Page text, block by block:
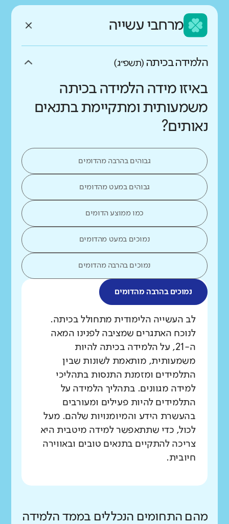
מרחבי עשייה
הלמידה בכיתה (תשפ״ג)
באיזו מידה הלמידה בכיתה
משמעותית ומתקיימת בתנאים
נאותים?
גבוהים בהרבה מהדומים
גבוהים במעט מהדומים
כמו ממוצע הדומים
נמוכים במעט מהדומים
נמוכים בהרבה מהדומים
נמוכים בהרבה מהדומים
מה בדקנו?
לב העשייה הלימודית מתחולל בכיתה.
לנוכח האתגרים שמציבה לפנינו המאה
ה-21, על הלמידה בכיתה להיות
משמעותית, מותאמת לשונות שבין
התלמידים ומזמנת התנסות בתהליכי
למידה מגוונים. בתהליך הלמידה על
התלמידים להיות פעילים ומעורבים
בהעשרת הידע והמיומנויות שלהם. מעל
לכול, כדי שתתאפשר למידה מיטבית היא
צריכה להתקיים בתנאים טובים ובאווירה
חיובית.
מהם התחומים הנכללים בממד הלמידה